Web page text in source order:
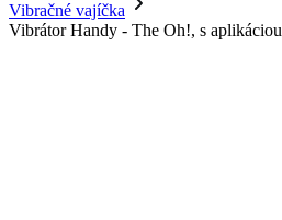
Vibračné vajíčka
Vibrátor Handy - The Oh!, s aplikáciou